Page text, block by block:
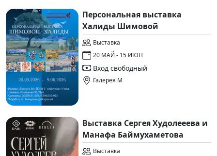
Персональная выставка
Халиды Шимовой
Выставка
20 МАЙ - 15 ИЮН
Вход свободный
Галерея М
Выставка Сергея Худолееева и
Манафа Баймухаметова
Выставка